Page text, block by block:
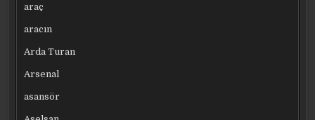
araç
aracın
Arda Turan
Arsenal
asansör